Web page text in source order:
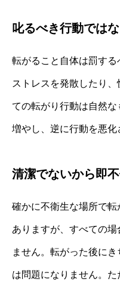
叱るべき行動では
転がること自体は罰す
ストレスを発散したり
ての転がり行動は自然
増やし、逆に行動を悪化
清潔でないから即
確かに不衛生な場所で
ありますが、すべての
ません。転がった後に
は問題になりません。